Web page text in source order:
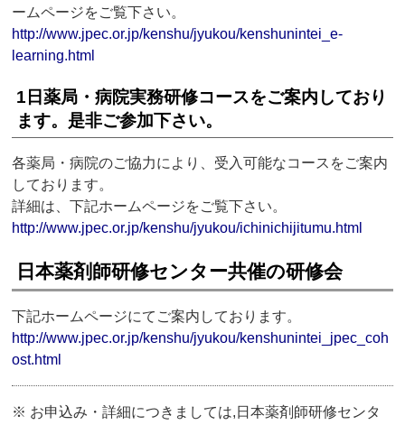
ームページをご覧下さい。
http://www.jpec.or.jp/kenshu/jyukou/kenshunintei_e-
learning.html
1日薬局・病院実務研修コースをご案内しており
ます。是非ご参加下さい。
各薬局・病院のご協力により、受入可能なコースをご案内
しております。
詳細は、下記ホームページをご覧下さい。
http://www.jpec.or.jp/kenshu/jyukou/ichinichijitumu.html
日本薬剤師研修センター共催の研修会
下記ホームページにてご案内しております。
http://www.jpec.or.jp/kenshu/jyukou/kenshunintei_jpec_coh
ost.html
※ お申込み・詳細につきましては,日本薬剤師研修センタ